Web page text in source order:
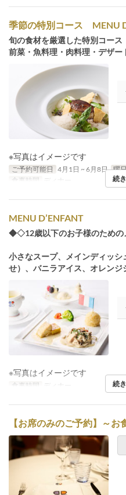
季節の特別コース MENU
旬の食材を厳選した特別コース
前菜・魚料理・肉料理・デザー
※写真はイメージです
ご予約可能日 4月1日 ~ 6月8日 曜
食事時間
ディナー 続
MENU D’ENFANT
◆◇12歳以下のお子様のため
小さなスープ、メインディッ
せ）、バニラアイス、オレン
※写真はイメージです
食事時間 ディナー 続
【お席のみのご予約】～お